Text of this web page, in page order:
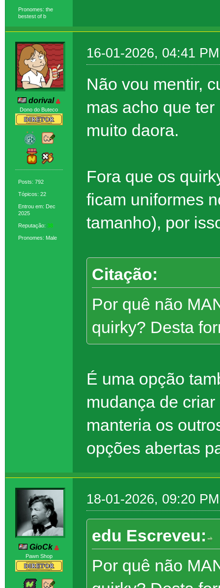
Pronomes: the
bestest of b
dorival
Dono do Buteco
Posts: 792
Tópicos: 22
Entrou em: Dec
2025
Reputação: 38
Pronomes: Male
16-01-2026, 04:41 PM
Não vou mentir,
mas acho que
muito daora.
Fora que os
ficam uniformes
tamanho), por
Citação:
Por quê não
quirky? Desta
É uma opção
mudança de
manteria os
opções abertas
GioCk
Pawn Shop
18-01-2026, 09:20 PM
edu Escreveu:
Por quê não